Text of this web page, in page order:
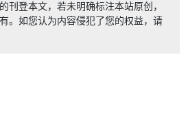
刊登本文，若未明确标注本站原创，
。如您认为内容侵犯了您的权益，请